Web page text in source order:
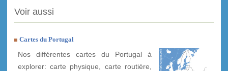
Voir aussi
Cartes du Portugal
Nos différentes cartes du Portugal à
explorer: carte physique, carte routière,